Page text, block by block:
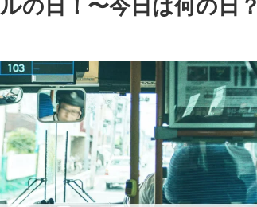
の日！〜今日は何の日？